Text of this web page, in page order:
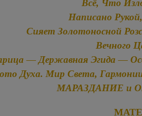
Всё, Что
Написано
Сияет Золотоносной
Вечного
— Державная Эгида —
Духа. Мир Света,
МАРАЗДАНИЕ и